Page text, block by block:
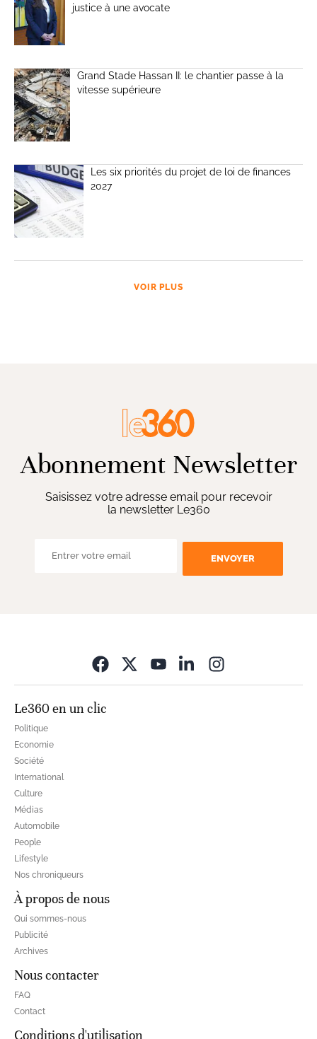
justice à une avocate
Grand Stade Hassan II: le chantier passe à la
vitesse supérieure
Les six priorités du projet de loi de finances
2027
VOIR PLUS
Abonnement Newsletter
Saisissez votre adresse email pour recevoir
la newsletter Le360
ENVOYER
Le360 en un clic
Politique
Economie
Société
International
Culture
Médias
Automobile
People
Lifestyle
Nos chroniqueurs
À propos de nous
Qui sommes-nous
Publicité
Archives
Nous contacter
FAQ
Contact
Conditions d'utilisation